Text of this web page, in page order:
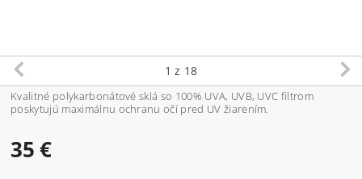
1 z 18
Kvalitné polykarbonátové sklá so 100% UVA, UVB, UVC filtrom
poskytujú maximálnu ochranu očí pred UV žiarením.
35 €